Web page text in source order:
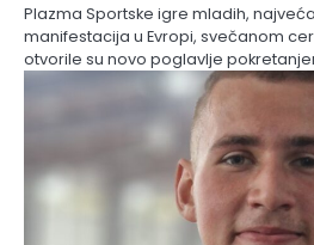
Plazma Sportske igre mladih,
manifestacija u Evropi, svečanom
otvorile su novo poglavlje